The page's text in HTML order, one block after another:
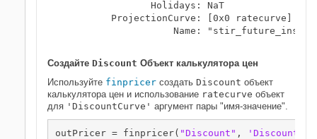
                 Holidays: NaT
          ProjectionCurve: [0x0 ratecurve]
Name:
Создайте Discount Объект калькулятора цен
Используйте finpricer создать Discount объект
калькулятора цен и использование ratecurve объект
для 'DiscountCurve' аргумент пары "имя-значение".
outPricer = finpricer( "Discount" ,